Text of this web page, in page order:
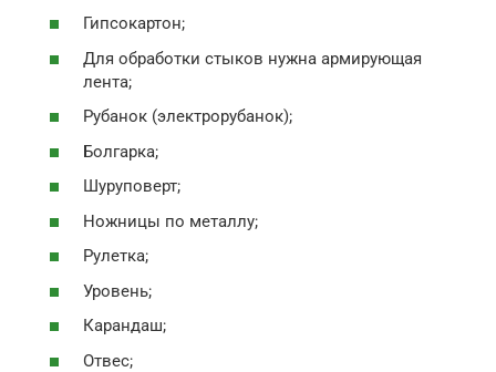
Гипсокартон;
Для обработки стыков нужна армирующая
лента;
Рубанок (электрорубанок);
Болгарка;
Шуруповерт;
Ножницы по металлу;
Рулетка;
Уровень;
Карандаш;
Отвес;